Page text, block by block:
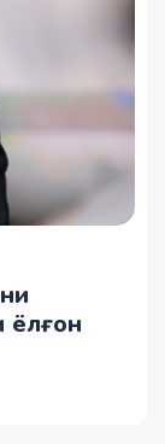
ёлғон